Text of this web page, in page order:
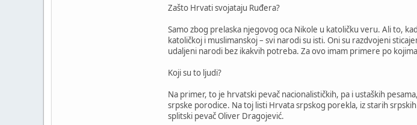
Zašto Hrvati svojataju Ruđera?
Samo zbog prelaska njegovog oca Nikole u katoličku veru. Ali to,
katoličkoj i muslimanskoj – svi narodi su isti. Oni su razdvojeni
udaljeni narodi bez ikakvih potreba. Za ovo imam primere po
Koji su to ljudi?
Na primer, to je hrvatski pevač nacionalističkih, pa i ustaških
srpske porodice. Na toj listi Hrvata srpskog porekla, iz starih
splitski pevač Oliver Dragojević.